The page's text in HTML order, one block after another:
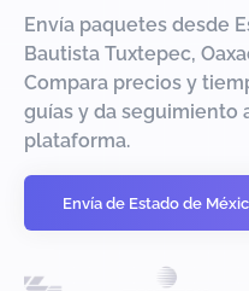
Envía paquetes desde
Bautista Tuxtepec,
Compara precios y
guías y da seguimiento
plataforma.
Envía de Estado de